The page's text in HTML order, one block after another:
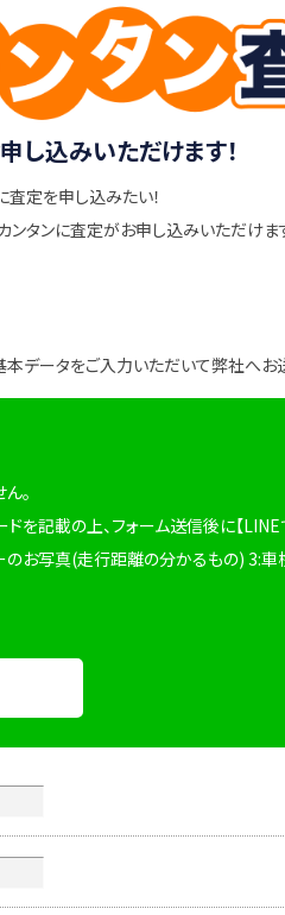
し込みいただけます！
査定を申し込みたい！
ンタンに査定がお申し込みいただけま
データをご入力いただいて弊社へお
。
を記載の上、フォーム送信後に【LINE
のお写真(走行距離の分かるもの) 3:車